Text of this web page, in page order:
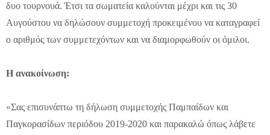
δυο τουρνουά. Έτσι τα σωματεία καλούνται μέχρι και τις 30
Αυγούστου να δηλώσουν συμμετοχή προκειμένου να καταγραφεί
ο αριθμός των συμμετεχόντων και να διαμορφωθούν οι όμιλοι.
Η ανακοίνωση:
«Σας επισυνάπτω τη δήλωση συμμετοχής Παμπαίδων και
Παγκορασίδων περιόδου 2019-2020 και παρακαλώ όπως λάβετε